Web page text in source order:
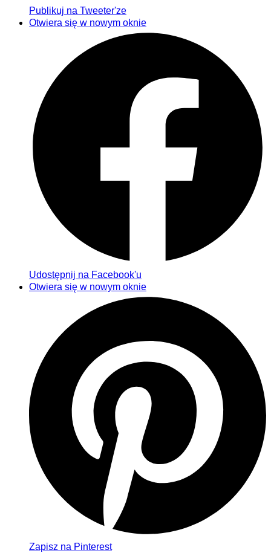
Publikuj na Tweeter'ze
Otwiera się w nowym oknie
Udostępnij na Facebook'u
Otwiera się w nowym oknie
Zapisz na Pinterest